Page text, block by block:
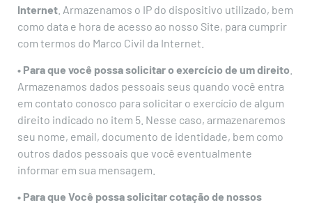
Internet . Armazenamos o IP do dispositivo utilizado, bem
como data e hora de acesso ao nosso Site, para cumprir
com termos do Marco Civil da Internet.
• Para que você possa solicitar o exercício de um direito
Armazenamos dados pessoais seus quando você entra
em contato conosco para solicitar o exercício de algum
direito indicado no item 5. Nesse caso, armazenaremos
seu nome, email, documento de identidade, bem como
outros dados pessoais que você eventualmente
informar em sua mensagem.
• Para que Você possa solicitar cotação de nossos